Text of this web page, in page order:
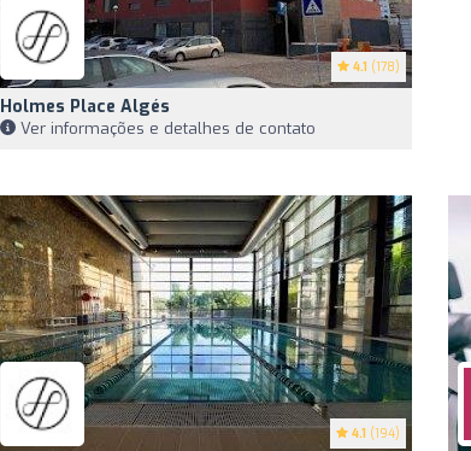
4.1 (178)
Holmes Place Algés
Ver informações e detalhes de contato
4.1 (194)